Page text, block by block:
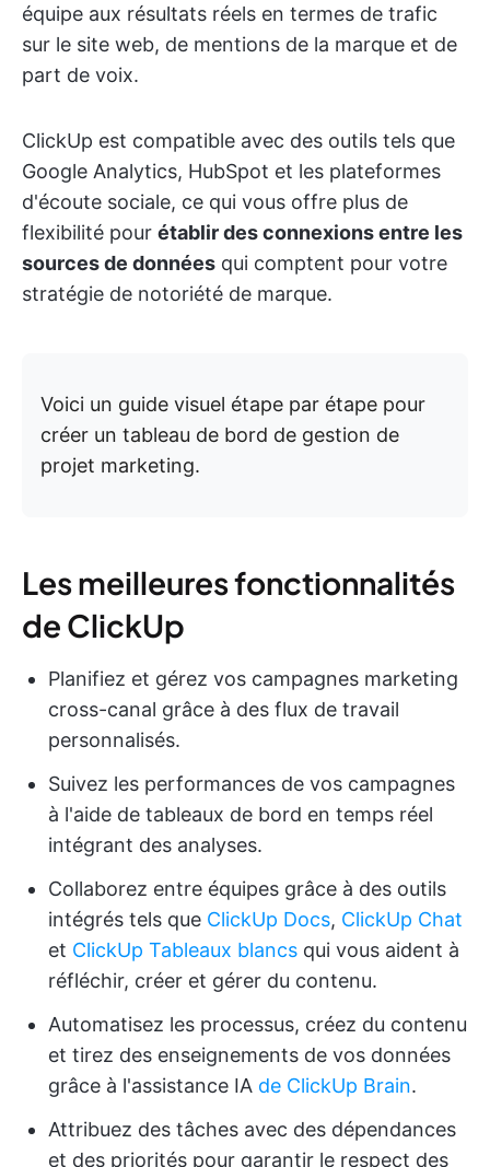
équipe aux résultats réels en termes de trafic
sur le site web, de mentions de la marque et de
part de voix.
ClickUp est compatible avec des outils tels que
Google Analytics, HubSpot et les plateformes
d'écoute sociale, ce qui vous offre plus de
flexibilité pour établir des connexions entre les
sources de données qui comptent pour votre
stratégie de notoriété de marque.
Voici un guide visuel étape par étape pour
créer un tableau de bord de gestion de
projet marketing.
Les meilleures fonctionnalités
de ClickUp
Planifiez et gérez vos campagnes marketing
cross-canal grâce à des flux de travail
personnalisés.
Suivez les performances de vos campagnes
à l'aide de tableaux de bord en temps réel
intégrant des analyses.
Collaborez entre équipes grâce à des outils
intégrés tels que ClickUp Docs, ClickUp Chat
et ClickUp Tableaux blancs qui vous aident à
réfléchir, créer et gérer du contenu.
Automatisez les processus, créez du contenu
et tirez des enseignements de vos données
grâce à l'assistance IA de ClickUp Brain.
Attribuez des tâches avec des dépendances
et des priorités pour garantir le respect des